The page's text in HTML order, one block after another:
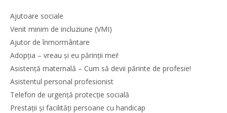
Ajutoare sociale
Venit minim de incluziune (VMI)
Ajutor de înmormântare
Adopția – vreau și eu părinții mei!
Asistență maternală – Cum să devii părinte de profesie!
Asistentul personal profesionist
Telefon de urgență protecție socială
Prestații și facilități persoane cu handicap